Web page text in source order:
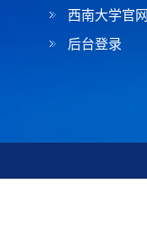
西南大学官
后台登录